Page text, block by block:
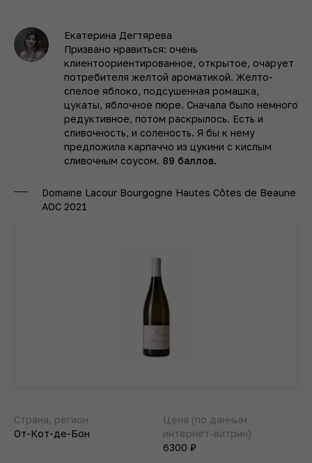
Екатерина Дегтярева
Призвано нравиться: очень
клиентоориентированное, открытое, очарует
потребителя желтой ароматикой. Желто-
спелое яблоко, подсушенная ромашка,
цукаты, яблочное пюре. Сначала было немного
редуктивное, потом раскрылось. Есть и
сливочность, и соленость. Я бы к нему
предложила карпаччо из цукини с кислым
сливочным соусом. 89 баллов.
Domaine Lacour Bourgogne Hautes Côtes de Beaune
AOC 2021
Страна, регион
От-Кот-де-Бон
Цена (по данным
интернет-витрин)
6300 ₽